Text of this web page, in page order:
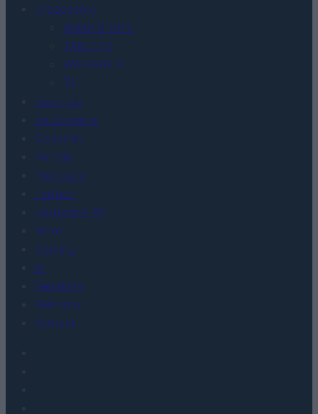
Urządzenia
SMARTFONY
TABLETY
WEARABLE
TV
Recenzje
Porównania
Co kupić
Porady
Promocje
FinTech
Hardware PC
Moto
Gaming
AI
Redakcja
Reklama
Kontakt